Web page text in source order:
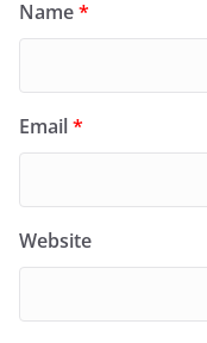
Name*
Email*
Website